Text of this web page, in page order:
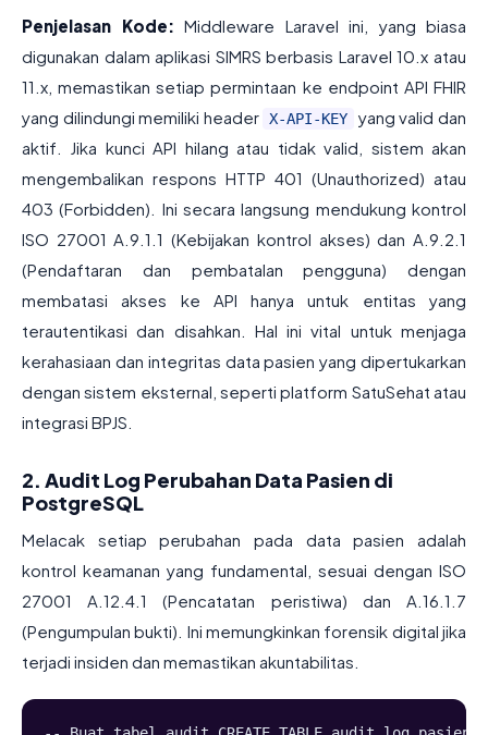
Penjelasan Kode: Middleware Laravel ini, yang biasa
digunakan dalam aplikasi SIMRS berbasis Laravel 10.x atau
11.x, memastikan setiap permintaan ke endpoint API FHIR
yang dilindungi memiliki header X-API-KEY
yang valid dan
aktif. Jika kunci API hilang atau tidak valid, sistem akan
mengembalikan respons HTTP 401 (Unauthorized) atau
403 (Forbidden). Ini secara langsung mendukung kontrol
ISO 27001 A.9.1.1 (Kebijakan kontrol akses) dan A.9.2.1
(Pendaftaran dan pembatalan pengguna) dengan
membatasi akses ke API hanya untuk entitas yang
terautentikasi dan disahkan. Hal ini vital untuk menjaga
kerahasiaan dan integritas data pasien yang dipertukarkan
dengan sistem eksternal, seperti platform SatuSehat atau
integrasi BPJS.
2. Audit Log Perubahan Data Pasien di
PostgreSQL
Melacak setiap perubahan pada data pasien adalah
kontrol keamanan yang fundamental, sesuai dengan ISO
27001 A.12.4.1 (Pencatatan peristiwa) dan A.16.1.7
(Pengumpulan bukti). Ini memungkinkan forensik digital jika
terjadi insiden dan memastikan akuntabilitas.